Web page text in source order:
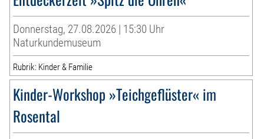
Donnerstag, 27.08.2026 | 15:30 Uhr
Naturkundemuseum
Rubrik: Kinder & Familie
Kinder-Workshop »Teichgeflüster« im
Rosental